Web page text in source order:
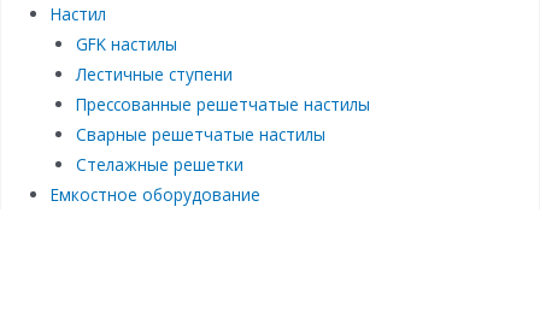
Настил
GFK настилы
Лестичные ступени
Прессованные решетчатые настилы
Сварные решетчатые настилы
Стелажные решетки
Емкостное оборудование